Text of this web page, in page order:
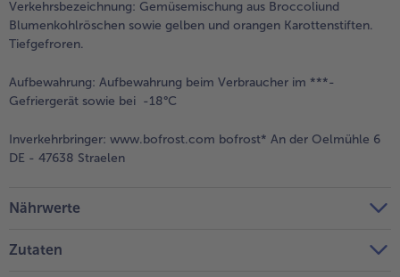
Verkehrsbezeichnung: Gemüsemischung aus Broccoliund
Blumenkohlröschen sowie gelben und orangen Karottenstiften.
Tiefgefroren.
Aufbewahrung: Aufbewahrung beim Verbraucher im ***-
Gefriergerät sowie bei -18°C
Inverkehrbringer: www.bofrost.com bofrost* An der Oelmühle 6
DE - 47638 Straelen
Nährwerte
Zutaten